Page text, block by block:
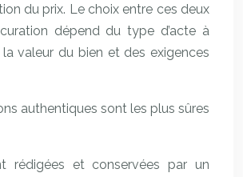
du prix. Le choix entre ces deux
dépend du type d’acte à
valeur du bien et des exigences
authentiques sont les plus sûres
rédigées et conservées par un